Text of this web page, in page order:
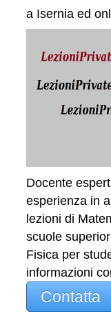
a Isernia ed
Docente
esperienza in
lezioni di
scuole
Fisica per
informazioni
Contatta